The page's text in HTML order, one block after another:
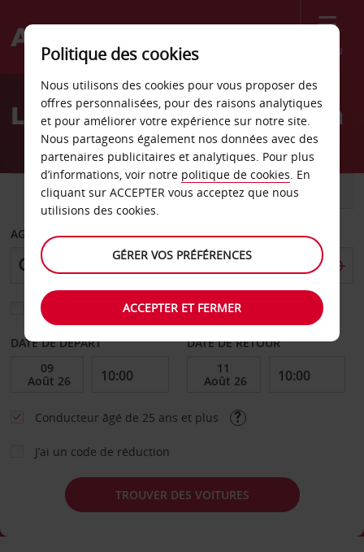
Menu
Welcome
AvisLocation de voiture à Lyon
VOITURE UTILITAIRE
AGENCE DE DÉPART
Sélectionnez une autre agence de retour
DATE DE DÉPART DATE DE RETOUR
Conducteur âgé de 25 ans et plus
J’ai un code de réduction
TROUVER DES VOITURES
Politique des cookies
Nous utilisons des cookies pour vous proposer des
offres personnalisées, pour des raisons analytiques
et pour améliorer votre expérience sur notre site.
Nous partageons également nos données avec des
partenaires publicitaires et analytiques. Pour plus
d’informations, voir notre politique de cookies. En
cliquant sur ACCEPTER vous acceptez que nous
utilisions des cookies.
GÉRER VOS PRÉFÉRENCES
ACCEPTER ET FERMER